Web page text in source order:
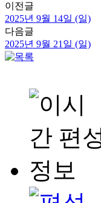
이전글
2025년 9월 14일 (일)
다음글
2025년 9월 21일 (일)